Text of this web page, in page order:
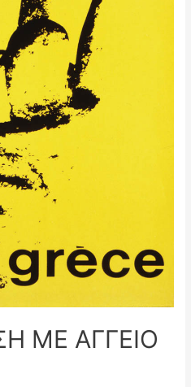
ΜΕ ΑΓΓΕΙΟ